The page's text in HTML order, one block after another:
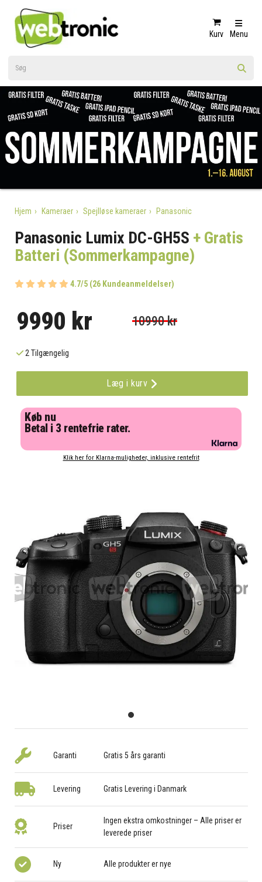
Kurv Menu
Hjem Kameraer Spejlløse kameraer Panasonic
Panasonic Lumix DC-GH5S + Gratis
Batteri (Sommerkampagne)
4.7/5 (26 Kundeanmeldelser)
9990 kr 10990 kr
2 Tilgængelig
Læg i kurv
Køb nu
Betal i 3 rentefrie rater.
Klik her for Klarna-muligheder, inklusive rentefrit
Garanti Gratis 5 års garanti
Levering Gratis Levering i Danmark
Priser
Ingen ekstra omkostninger – Alle priser er
leverede priser
Ny Alle produkter er nye